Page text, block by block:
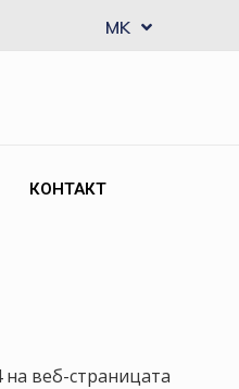
MK
SQ
КОНТАКТ
на веб-страницата